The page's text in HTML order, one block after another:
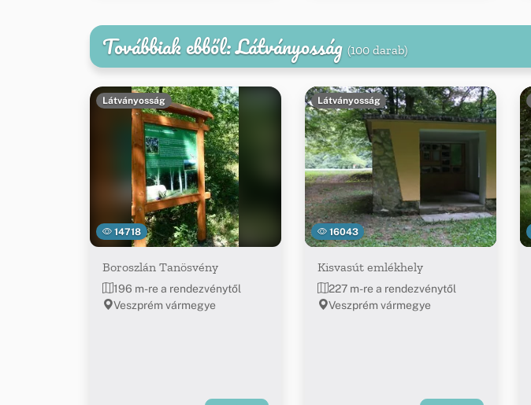
Továbbiak ebből: Látványosság (100 darab)
14718
Látványosság
Boroszlán Tanösvény
196 m-re a rendezvénytől
Veszprém vármegye
16043
Látványosság
Kisvasút emlékhely
227 m-re a rendezvénytől
Veszprém vármegye